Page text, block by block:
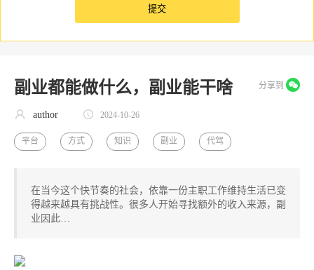
副业都能做什么，副业能干啥 分享到
author 2024-10-26
平台 方式 知识 副业 代驾
在当今这个快节奏的社会，依靠一份主职工作维持生活已变
得越来越具有挑战性。很多人开始寻找额外的收入来源，副
业因此…